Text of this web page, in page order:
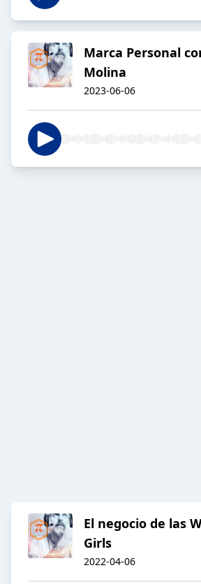
Marca Personal
Molina
2023-06-06
El negocio de las
Girls
2022-04-06